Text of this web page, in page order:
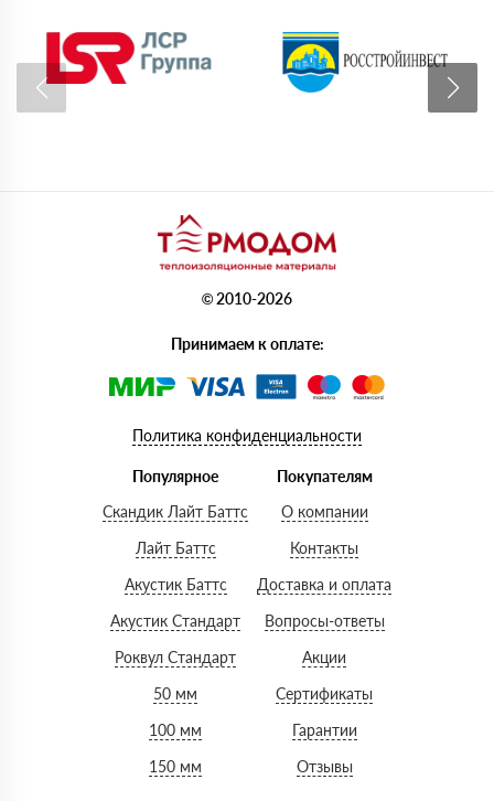
© 2010-2026
Принимаем к оплате:
Политика конфиденциальности
Популярное
Скандик Лайт Баттс
Лайт Баттс
Акустик Баттс
Акустик Стандарт
Роквул Стандарт
50 мм
100 мм
150 мм
Покупателям
О компании
Контакты
Доставка и оплата
Вопросы-ответы
Акции
Сертификаты
Гарантии
Отзывы